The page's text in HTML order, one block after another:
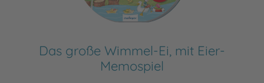
Das große Wimmel-Ei, mit Eier-
Memospiel